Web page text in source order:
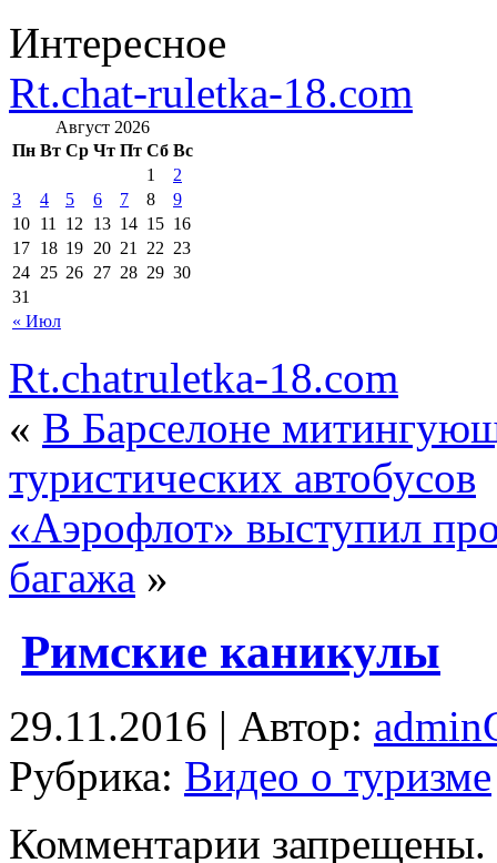
Интересное
Rt.chat-ruletka-18.com
Август 2026
Пн Вт Ср Чт Пт Сб Вс
« Июл
1
2
3
4 5 6 7 8
9
10 11 12 13 14 15 16
17 18 19 20 21 22 23
24 25 26 27 28 29 30
31
Rt.chatruletka-18.com
« В Барселоне
туристических автобусов
«Аэрофлот» выступил
багажа »
Римские каникулы
29.11.2016 | Автор:
Рубрика: Видео о туризме
Комментарии запрещены.